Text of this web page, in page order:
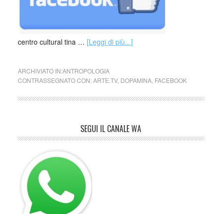
centro cultural tina … [Leggi di più...]
ARCHIVIATO IN:ANTROPOLOGIA
CONTRASSEGNATO CON:ARTE.TV, DOPAMINA, FACEBOOK
SEGUI IL CANALE WA